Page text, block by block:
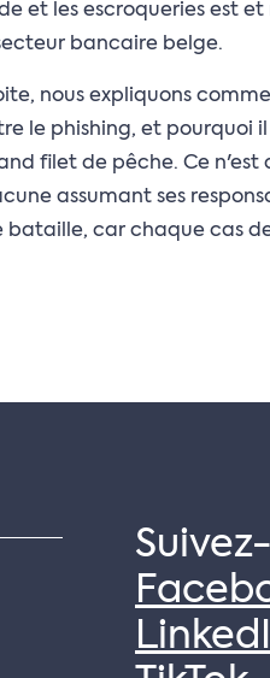
et les escroqueries est et
bancaire belge.
nous expliquons
le phishing, et pourquoi il
filet de pêche. Ce n'est
assumant ses
car chaque cas